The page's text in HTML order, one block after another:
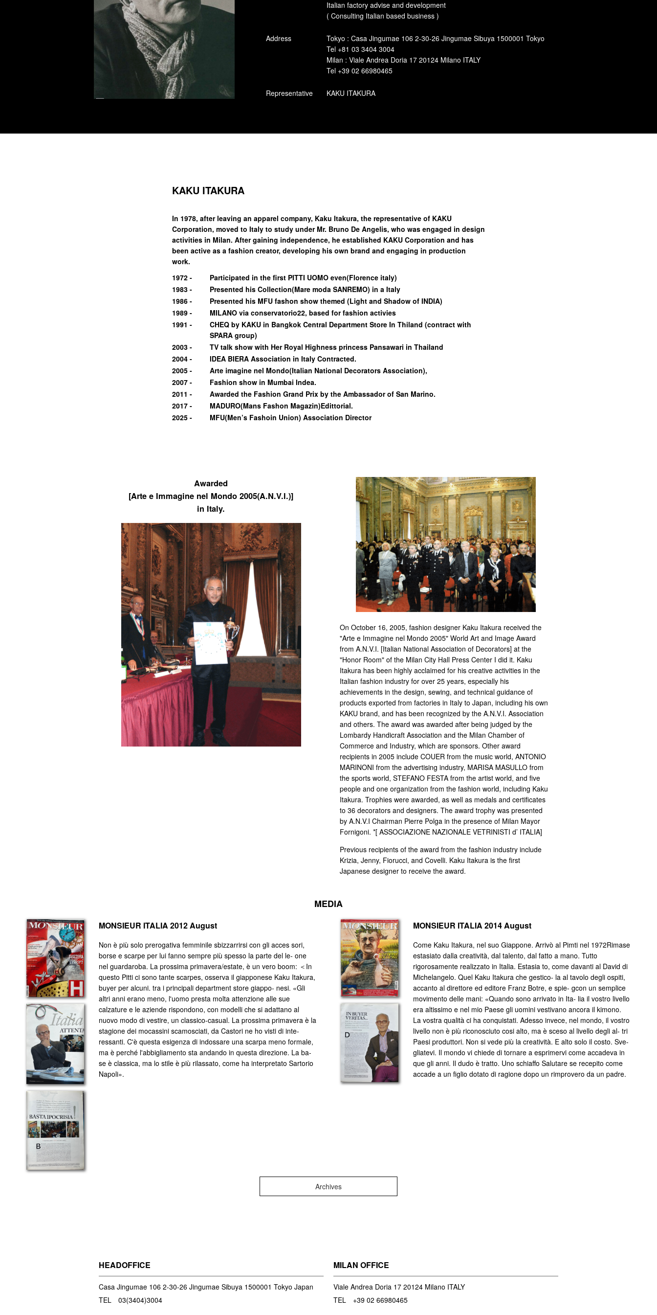
Italian factory advise and development
( Consulting Italian based business )
Address
Tokyo : Casa Jingumae 106 2-30-26 Jingumae Sibuya 1500001 Tokyo
Tel +81 03 3404 3004
Milan : Viale Andrea Doria 17 20124 Milano ITALY
Tel +39 02 66980465
Representative KAKU ITAKURA
KAKU ITAKURA
In 1978, after leaving an apparel company, Kaku Itakura, the representative of KAKU
Corporation, moved to Italy to study under Mr. Bruno De Angelis, who was engaged in design
activities in Milan. After gaining independence, he established KAKU Corporation and has
been active as a fashion creator, developing his own brand and engaging in production
work.
1972 -
Participated in the first PITTI UOMO even(Florence italy)
1983 -
Presented his Collection(Mare moda SANREMO) in a Italy
1986 -
Presented his MFU fashon show themed (Light and Shadow of INDIA)
1989 -
MILANO via conservatorio22, based for fashion activies
1991 -
CHEQ by KAKU in Bangkok Central Department Store In Thiland (contract with
SPARA group)
2003 -
TV talk show with Her Royal Highness princess Pansawari in Thailand
2004 -
IDEA BIERA Association in Italy Contracted.
2005 -
Arte imagine nel Mondo(Italian National Decorators Association),
2007 -
Fashion show in Mumbai Indea.
2011 -
Awarded the Fashion Grand Prix by the Ambassador of San Marino.
2017 -
MADURO(Mans Fashon Magazin)Edittorial.
2025 -
MFU(Men’s Fashoin Union) Association Director
Awarded
[Arte e Immagine nel Mondo 2005(A.N.V.I.)]
in Italy.
On October 16, 2005, fashion designer Kaku Itakura received the
"Arte e Immagine nel Mondo 2005" World Art and Image Award
from A.N.V.I. [Italian National Association of Decorators] at the
"Honor Room" of the Milan City Hall Press Center I did it. Kaku
Itakura has been highly acclaimed for his creative activities in the
Italian fashion industry for over 25 years, especially his
achievements in the design, sewing, and technical guidance of
products exported from factories in Italy to Japan, including his own
KAKU brand, and has been recognized by the A.N.V.I. Association
and others. The award was awarded after being judged by the
Lombardy Handicraft Association and the Milan Chamber of
Commerce and Industry, which are sponsors. Other award
recipients in 2005 include COUER from the music world, ANTONIO
MARINONI from the advertising industry, MARISA MASULLO from
the sports world, STEFANO FESTA from the artist world, and five
people and one organization from the fashion world, including Kaku
Itakura. Trophies were awarded, as well as medals and certificates
to 36 decorators and designers. The award trophy was presented
by A.N.V.I Chairman Pierre Polga in the presence of Milan Mayor
Fornigoni. *[ ASSOCIAZIONE NAZIONALE VETRINISTI d’ ITALIA]
Previous recipients of the award from the fashion industry include
Krizia, Jenny, Fiorucci, and Covelli. Kaku Itakura is the first
Japanese designer to receive the award.
MEDIA
MONSIEUR ITALIA 2012 August
Non è più solo prerogativa femminile sbizzarrirsi con gli acces sori,
borse e scarpe per lui fanno sempre più spesso la parte del le- one
nel guardaroba. La prossima primavera/estate, è un vero boom: ＜In
questo Pitti ci sono tante scarpes, osserva il giapponese Kaku Itakura,
buyer per alcuni. tra i principali department store giappo- nesi. «Gli
altri anni erano meno, l'uomo presta molta attenzione alle sue
calzature e le aziende rispondono, con modelli che si adattano al
nuovo modo di vestire, un classico-casual. La prossima primavera è la
stagione dei mocassini scamosciati, da Castori ne ho visti di inte-
ressanti. C'è questa esigenza di indossare una scarpa meno formale,
ma è perché l'abbigliamento sta andando in questa direzione. La ba-
se è classica, ma lo stile è più rilassato, come ha interpretato Sartorio
Napoli».
MONSIEUR ITALIA 2014 August
Come Kaku Itakura, nel suo Giappone. Arrivò al Pimti nel 1972Rimase
estasiato dalla creatività, dal talento, dal fatto a mano. Tutto
rigorosamente realizzato in Italia. Estasia to, come davanti al David di
Michelangelo. Quel Kaku Itakura che gestico- la al tavolo degli ospiti,
accanto al direttore ed editore Franz Botre, e spie- gcon un semplice
movimento delle mani: «Quando sono arrivato in Ita- lia il vostro livello
era altissimo e nel mio Paese gli uomini vestivano ancora il kimono.
La vostra qualità ci ha conquistati. Adesso invece, nel mondo, il vostro
livello non è più riconosciuto cosi alto, ma è sceso al livello degli al- tri
Paesi produttori. Non si vede più la creatività. E alto solo il costo. Sve-
gliatevi. Il mondo vi chiede di tornare a esprimervi come accadeva in
que gli anni. Il dudo è tratto. Uno schiaffo Salutare se recepito come
accade a un figlio dotato di ragione dopo un rimprovero da un padre.
Archives
HEADOFFICE
Casa Jingumae 106 2-30-26 Jingumae Sibuya 1500001 Tokyo Japan
TEL 03(3404)3004
MILAN OFFICE
Viale Andrea Doria 17 20124 Milano ITALY
TEL +39 02 66980465